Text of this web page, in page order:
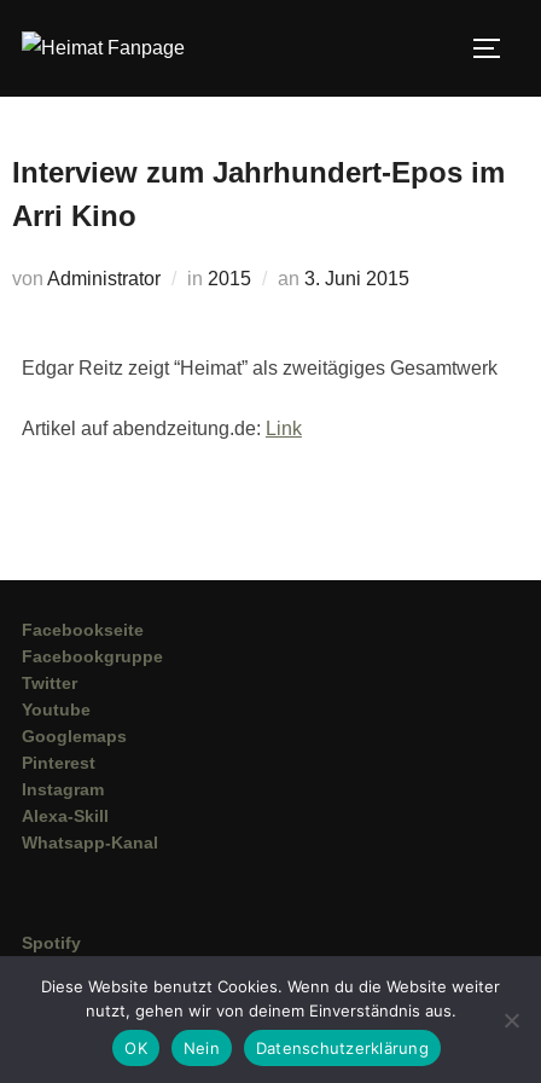
Inhalt
Interview zum Jahrhundert-Epos im
Arri Kino
von Administrator in 2015 an Veröffentlicht
3. Juni 2015
Edgar Reitz zeigt “Heimat” als zweitägiges Gesamtwerk
Artikel auf abendzeitung.de: Link
Facebookseite
Facebookgruppe
Twitter
Youtube
Googlemaps
Pinterest
Instagram
Alexa-Skill
Whatsapp-Kanal
Spotify
Amazon Music
Diese Website benutzt Cookies. Wenn du die Website weiter
nutzt, gehen wir von deinem Einverständnis aus.
OK
Nein Datenschutzerklärung